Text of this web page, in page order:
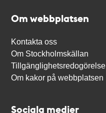
Om webbplatsen
Kontakta oss
Om Stockholmskällan
Tillgänglighetsredogörelse
Om kakor på webbplatsen
Sociala medier